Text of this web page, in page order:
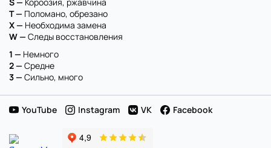
S — Короозия, ржавчина
T — Поломано, обрезано
X — Необходима замена
W — Следы восстановления
1 — Немного
2 — Средне
3 — Сильно, много
YouTube Instagram VK Facebook